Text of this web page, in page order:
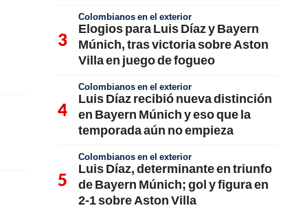
Colombianos en el exterior
Elogios para Luis Díaz y Bayern
Múnich, tras victoria sobre Aston
Villa en juego de fogueo
Colombianos en el exterior
Luis Díaz recibió nueva distinción
en Bayern Múnich y eso que la
temporada aún no empieza
Colombianos en el exterior
Luis Díaz, determinante en triunfo
de Bayern Múnich; gol y figura en
2-1 sobre Aston Villa